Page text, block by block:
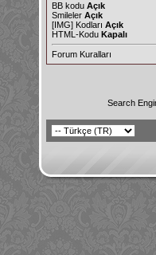
BB kodu Açık
Smileler Açık
[IMG] Kodları Açık
HTML-Kodu Kapalı
Forum Kuralları
Search